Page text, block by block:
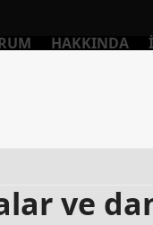
HAKKINDA
ve